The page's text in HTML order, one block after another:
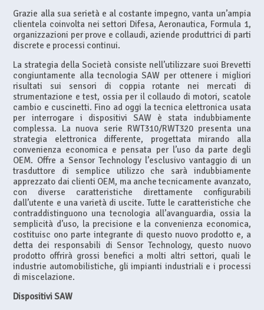
Grazie alla sua serietà e al costante impegno, vanta un’ampia
clientela coinvolta nei settori Difesa, Aeronautica, Formula 1,
organizzazioni per prove e collaudi, aziende produttrici di parti
discrete e processi continui.
La strategia della Società consiste nell’utilizzare suoi Brevetti
congiuntamente alla tecnologia SAW per ottenere i migliori
risultati sui sensori di coppia rotante nei mercati di
strumentazione e test, ossia per il collaudo di motori, scatole
cambio e cuscinetti. Fino ad oggi la tecnica elettronica usata
per interrogare i dispositivi SAW è stata indubbiamente
complessa. La nuova serie RWT310/RWT320 presenta una
strategia elettronica differente, progettata mirando alla
convenienza economica e pensata per l’uso da parte degli
OEM. Offre a Sensor Technology l’esclusivo vantaggio di un
trasduttore di semplice utilizzo che sarà indubbiamente
apprezzato dai clienti OEM, ma anche tecnicamente avanzato,
con diverse caratteristiche direttamente configurabili
dall’utente e una varietà di uscite. Tutte le caratteristiche che
contraddistinguono una tecnologia all’avanguardia, ossia la
semplicità d’uso, la precisione e la convenienza economica,
costituisc ono parte integrante di questo nuovo prodotto e, a
detta dei responsabili di Sensor Technology, questo nuovo
prodotto offrirà grossi benefici a molti altri settori, quali le
industrie automobilistiche, gli impianti industriali e i processi
di miscelazione.
Dispositivi SAW